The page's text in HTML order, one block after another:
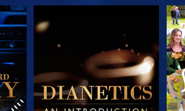
A SOROZAT RÉSZEI